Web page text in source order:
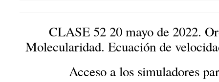
CLASE 52 20 mayo de 2022.
Molecularidad. Ecuación de
Acceso a los simuladores